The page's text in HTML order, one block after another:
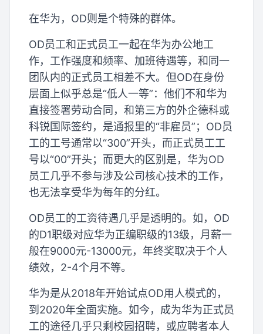
在华为，OD则是个特殊的群体。
OD员工和正式员工一起在华为办公地工
作，工作强度和频率、加班待遇等，和同一
团队内的正式员工相差不大。但OD在身份
层面上似乎总是“低人一等”：他们不和华为
直接签署劳动合同，和第三方的外企德科或
科锐国际签约，是通报里的“非雇员”；OD员
工的工号通常以“300”开头，而正式员工工
号以“00”开头；而更大的区别是，华为OD
员工几乎不参与涉及公司核心技术的工作，
也无法享受华为每年的分红。
OD员工的工资待遇几乎是透明的。如，OD
的D1职级对应华为正编职级的13级，月薪一
般在9000元-13000元，年终奖取决于个人
绩效，2-4个月不等。
华为是从2018年开始试点OD用人模式的，
到2020年全面实施。如今，成为华为正式员
工的途径几乎只剩校园招聘，或应聘者本人